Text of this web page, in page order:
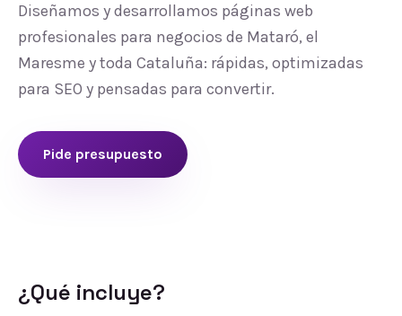
Diseñamos y desarrollamos páginas web
profesionales para negocios de Mataró, el
Maresme y toda Cataluña: rápidas, optimizadas
para SEO y pensadas para convertir.
Pide presupuesto
¿Qué incluye?